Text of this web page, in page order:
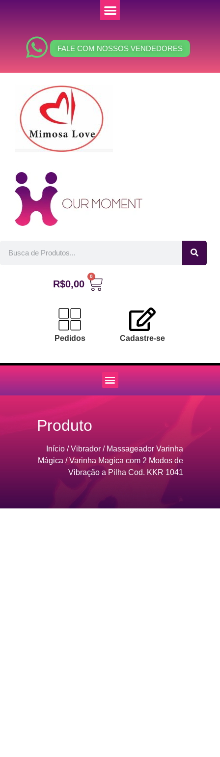
FALE COM NOSSOS VENDEDORES
R$0,00
0
Pedidos Cadastre-se
Produto
Início /Vibrador / Massageador Varinha
Mágica / Varinha Magica com 2 Modos de
Vibração a Pilha Cod. KKR 1041